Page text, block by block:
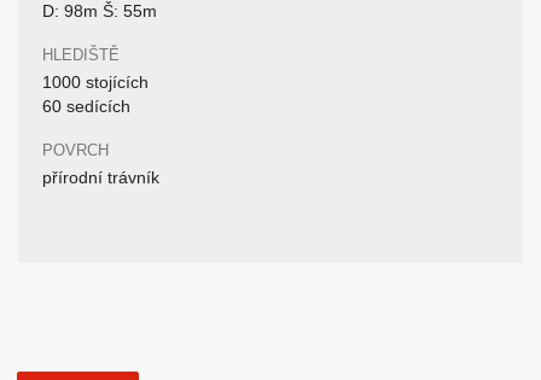
D: 98m Š: 55m
HLEDIŠTĚ
1000 stojících
60 sedících
POVRCH
přírodní trávník